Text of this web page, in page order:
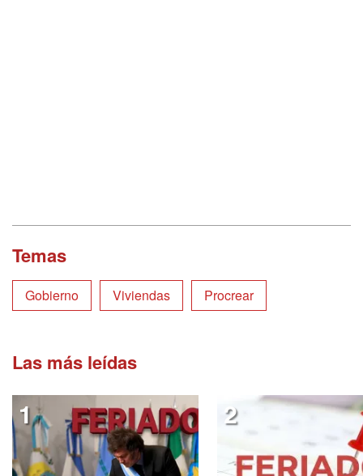
Temas
Gobierno Viviendas Procrear
Las más leídas